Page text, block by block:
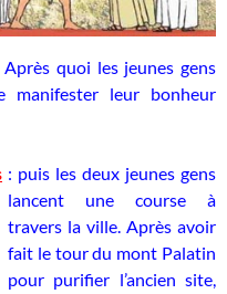
quoi les jeunes gens
leur bonheur
: puis les deux jeunes gens
lancent une course à
travers la ville. Après avoir
fait le tour du mont Palatin
pour purifier l’ancien site,